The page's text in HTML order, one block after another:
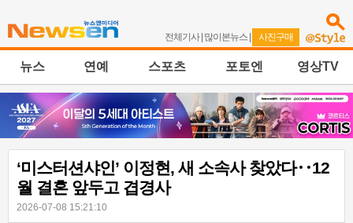
전체기사| 많이본뉴스 | 사진구매
뉴스 연예 스포츠 포토엔 영상TV
‘미스터션샤인’ 이정현, 새 소속사 찾았다‥12
월 결혼 앞두고 겹경사
2026-07-08 15:21:10